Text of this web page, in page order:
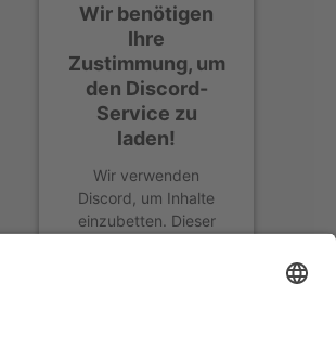
Wir benötigen
Ihre
Zustimmung, um
den Discord-
Service zu
laden!
Wir verwenden
Discord, um Inhalte
einzubetten. Dieser